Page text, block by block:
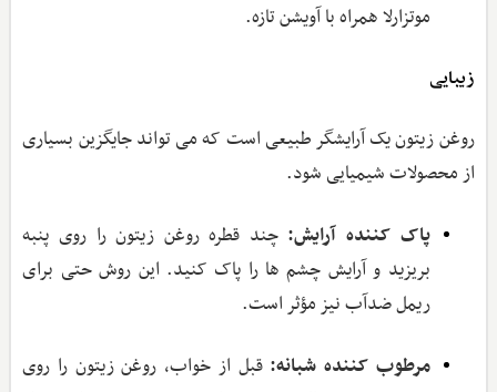
موتزارلا همراه با آویشن تازه.
زیبایی
روغن زیتون یک آرایشگر طبیعی است که می‌ تواند جایگزین بسیاری
از محصولات شیمیایی شود.
پاک‌ کننده آرایش: چند قطره روغن زیتون را روی پنبه
بریزید و آرایش چشم‌ ها را پاک کنید. این روش حتی برای
ریمل ضدآب نیز مؤثر است.
مرطوب‌ کننده شبانه: قبل از خواب، روغن زیتون را روی